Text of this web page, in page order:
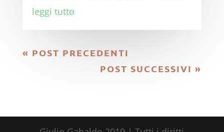
leggi tutto
« POST PRECEDENTI
POST SUCCESSIVI »